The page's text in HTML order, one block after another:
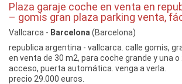
Plaza garaje coche en venta en
– gomis gran plaza parking venta,
Vallcarca - Barcelona (Barcelona)
republica argentina - vallcarca. calle gomis,
en venta de 30 m2, para coche grande y una
acceso, puerta automática. venga a verla.
precio 29.000 euros.